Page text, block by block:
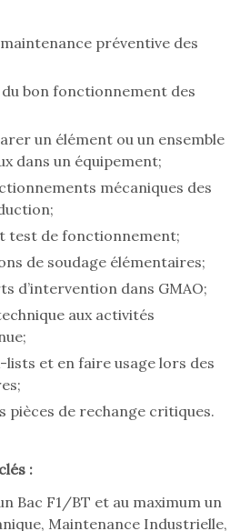
préventive des
bon fonctionnement des
un élément ou un ensemble
dans un équipement;
mécaniques des
test de fonctionnement;
de soudage élémentaires;
d’intervention dans GMAO;
aux activités
lists et en faire usage lors des
pièces de rechange critiques.
:
Bac F1/BT et au maximum un
Maintenance Industrielle,